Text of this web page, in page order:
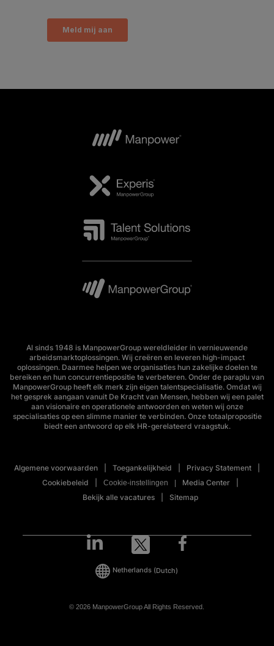
Al sinds 1948 is ManpowerGroup wereldleider in vernieuwende
arbeidsmarktoplossingen. Wij creëren en leveren high-impact
oplossingen. Daarmee helpen we organisaties hun zakelijke doelen te
bereiken en hun concurrentiepositie te verbeteren. Onder de paraplu van
ManpowerGroup heeft elk merk zijn eigen talentspecialisatie. Omdat wij
het gesprek aangaan vanuit De Kracht van Mensen, hebben wij een palet
aan visionaire en operationele antwoorden en weten wij onze
specialisaties op een slimme manier te verbinden. Onze totaalpropositie
biedt een antwoord op elk HR-gerelateerd vraagstuk.
Algemene voorwaarden Toegankelijkheid
Privacy Statement
Cookiebeleid
Cookie-instellingen
Media Center
Bekijk alle vacatures
Sitemap
© 2026 ManpowerGroup All Rights Reserved.
Netherlands (Dutch)